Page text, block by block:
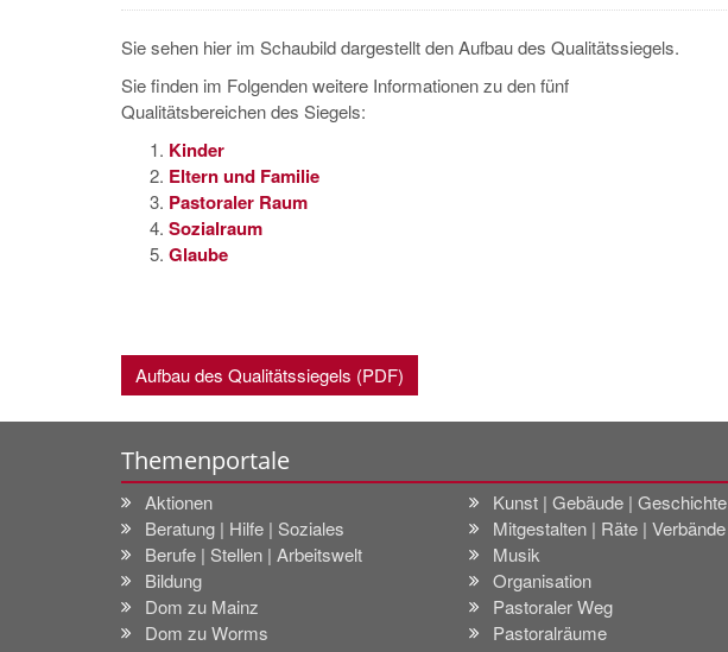
Sie sehen hier im Schaubild dargestellt den Aufbau des Qualitätssiegels.
Sie finden im Folgenden weitere Informationen zu den fünf
Qualitätsbereichen des Siegels:
Kinder
Eltern und Familie
Pastoraler Raum
Sozialraum
Glaube
Aufbau des Qualitätssiegels (PDF)
Themenportale
Aktionen
Beratung | Hilfe | Soziales
Berufe | Stellen | Arbeitswelt
Bildung
Dom zu Mainz
Dom zu Worms
Kunst | Gebäude | Geschichte
Mitgestalten | Räte | Verbände
Musik
Organisation
Pastoraler Weg
Pastoralräume